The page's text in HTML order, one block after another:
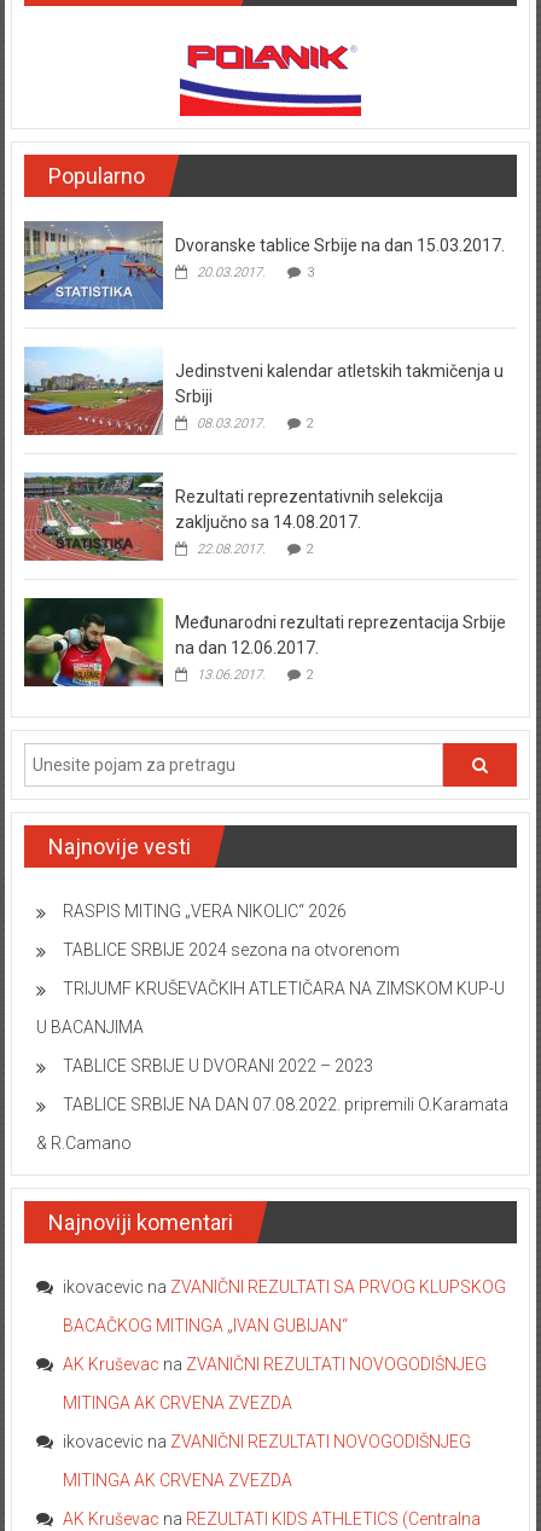
Popularno
Dvoranske tablice Srbije na dan 15.03.2017.
20.03.2017. 3
Jedinstveni kalendar atletskih takmičenja u
Srbiji
08.03.2017. 2
Rezultati reprezentativnih selekcija
zaključno sa 14.08.2017.
22.08.2017. 2
Međunarodni rezultati reprezentacija Srbije
na dan 12.06.2017.
13.06.2017. 2
Najnovije vesti
RASPIS MITING „VERA NIKOLIC“ 2026
TABLICE SRBIJE 2024 sezona na otvorenom
TRIJUMF KRUŠEVAČKIH ATLETIČARA NA ZIMSKOM KUP-U
U BACANJIMA
TABLICE SRBIJE U DVORANI 2022 – 2023
TABLICE SRBIJE NA DAN 07.08.2022. pripremili O.Karamata
& R.Camano
Najnoviji komentari
ikovacevic na ZVANIČNI REZULTATI SA PRVOG KLUPSKOG
BACAČKOG MITINGA „IVAN GUBIJAN“
AK Kruševac na ZVANIČNI REZULTATI NOVOGODIŠNJEG
MITINGA AK CRVENA ZVEZDA
ikovacevic na ZVANIČNI REZULTATI NOVOGODIŠNJEG
MITINGA AK CRVENA ZVEZDA
AK Kruševac na REZULTATI KIDS ATHLETICS (Centralna